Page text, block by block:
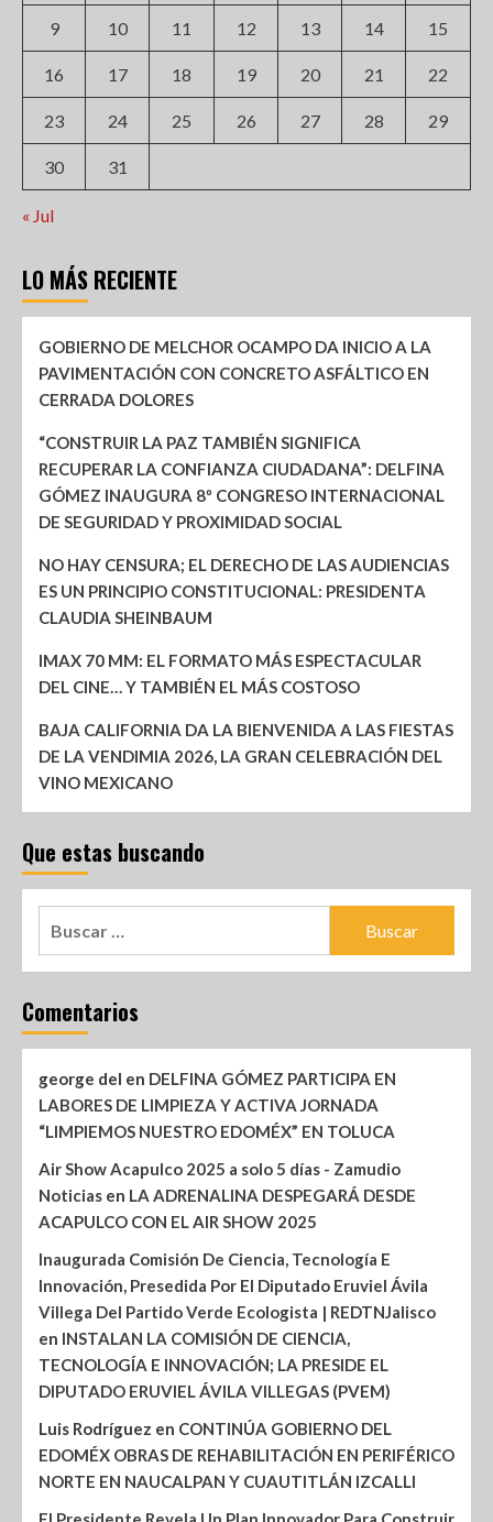
9 10 11 12 13 14 15
16 17 18 19 20 21 22
23 24 25 26 27 28 29
30 31
« Jul
LO MÁS RECIENTE
GOBIERNO DE MELCHOR OCAMPO DA INICIO A LA
PAVIMENTACIÓN CON CONCRETO ASFÁLTICO EN
CERRADA DOLORES
“CONSTRUIR LA PAZ TAMBIÉN SIGNIFICA
RECUPERAR LA CONFIANZA CIUDADANA”: DELFINA
GÓMEZ INAUGURA 8º CONGRESO INTERNACIONAL
DE SEGURIDAD Y PROXIMIDAD SOCIAL
NO HAY CENSURA; EL DERECHO DE LAS AUDIENCIAS
ES UN PRINCIPIO CONSTITUCIONAL: PRESIDENTA
CLAUDIA SHEINBAUM
IMAX 70 MM: EL FORMATO MÁS ESPECTACULAR
DEL CINE… Y TAMBIÉN EL MÁS COSTOSO
BAJA CALIFORNIA DA LA BIENVENIDA A LAS FIESTAS
DE LA VENDIMIA 2026, LA GRAN CELEBRACIÓN DEL
VINO MEXICANO
Que estas buscando
Comentarios
george del en DELFINA GÓMEZ PARTICIPA EN
LABORES DE LIMPIEZA Y ACTIVA JORNADA
“LIMPIEMOS NUESTRO EDOMÉX” EN TOLUCA
Air Show Acapulco 2025 a solo 5 días - Zamudio
Noticias en LA ADRENALINA DESPEGARÁ DESDE
ACAPULCO CON EL AIR SHOW 2025
Inaugurada Comisión De Ciencia, Tecnología E
Innovación, Presedida Por El Diputado Eruviel Ávila
Villega Del Partido Verde Ecologista | REDTNJalisco
en INSTALAN LA COMISIÓN DE CIENCIA,
TECNOLOGÍA E INNOVACIÓN; LA PRESIDE EL
DIPUTADO ERUVIEL ÁVILA VILLEGAS (PVEM)
Luis Rodríguez en CONTINÚA GOBIERNO DEL
EDOMÉX OBRAS DE REHABILITACIÓN EN PERIFÉRICO
NORTE EN NAUCALPAN Y CUAUTITLÁN IZCALLI